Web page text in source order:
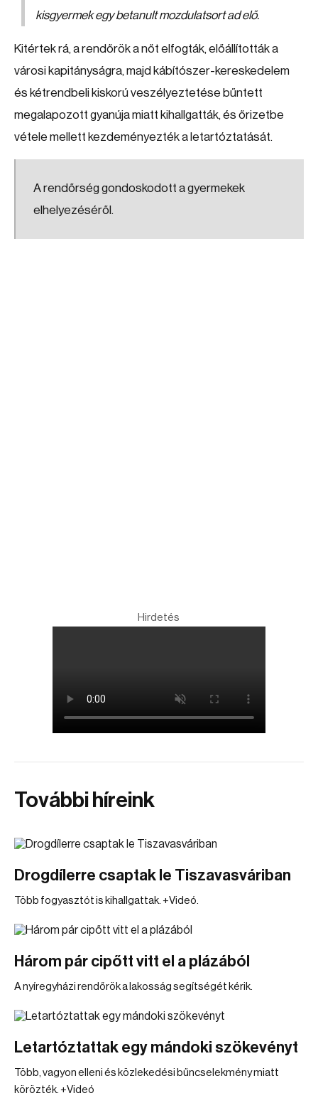
kisgyermek egy betanult mozdulatsort ad elő.
Kitértek rá, a rendőrök a nőt elfogták, előállították a
városi kapitányságra, majd kábítószer-kereskedelem
és kétrendbeli kiskorú veszélyeztetése bűntett
megalapozott gyanúja miatt kihallgatták, és őrizetbe
vétele mellett kezdeményezték a letartóztatását.
A rendőrség gondoskodott a gyermekek
elhelyezéséről.
Hirdetés
További híreink
Drogdílerre csaptak le Tiszavasváriban
Több fogyasztót is kihallgattak. +Videó.
Három pár cipőtt vitt el a plázából
A nyíregyházi rendőrök a lakosság segítségét kérik.
Letartóztattak egy mándoki szökevényt
Több, vagyon elleni és közlekedési bűncselekmény miatt
körözték. +Videó